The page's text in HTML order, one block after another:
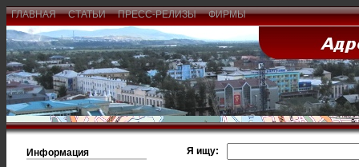
ГЛАВНАЯ СТАТЬИ ПРЕСС-РЕЛИЗЫ ФИРМЫ
Информация
Я ищу: